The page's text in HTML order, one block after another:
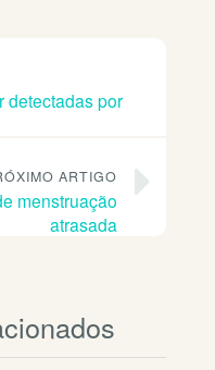
detectadas por
ARTIGO
menstruação
atrasada